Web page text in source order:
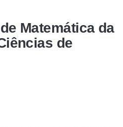
Matemática da
de